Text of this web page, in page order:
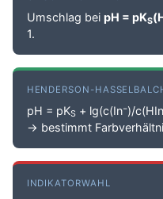
Umschlag bei pH = pKS
1.
HENDERSON-
pH = pKS + lg(c(In⁻)/
→ bestimmt
INDIKATORWAHL